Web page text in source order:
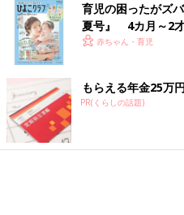
育児の困ったがズ
夏号』 4カ月～2才
いっぱい！
赤ちゃん・育児
もらえる年金25万
PR(くらしの話題)